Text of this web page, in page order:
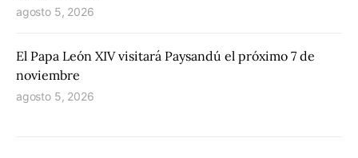
agosto 5, 2026
El Papa León XIV visitará Paysandú el próximo 7 de
noviembre
agosto 5, 2026